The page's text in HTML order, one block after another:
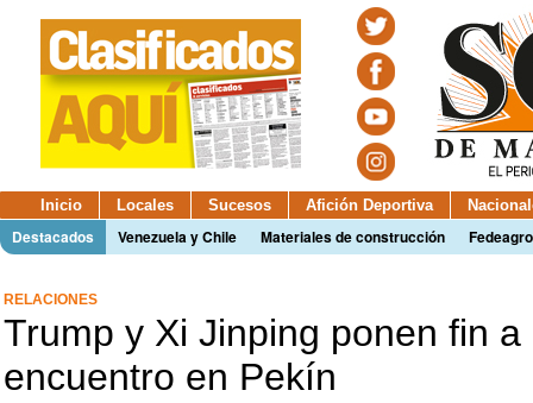
Inicio Locales Sucesos Afición Deportiva
Destacados Venezuela y Chile Materiales de construcción Fedeagro
RELACIONES
Trump y Xi Jinping ponen fin a
encuentro en Pekín